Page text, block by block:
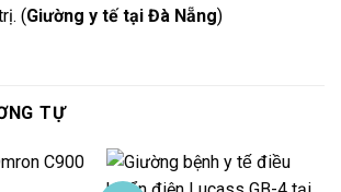
(Giường y tế tại Đà Nẵng)
TỰ